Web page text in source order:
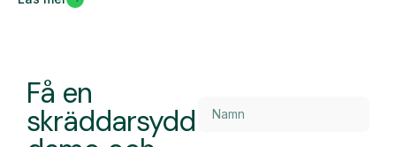
Få en
skräddarsydd